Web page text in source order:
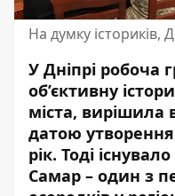
На думку істориків,
У Дніпрі робоча
об’єктивну
міста,
датою утворення
рік. Тоді
Самар – один з